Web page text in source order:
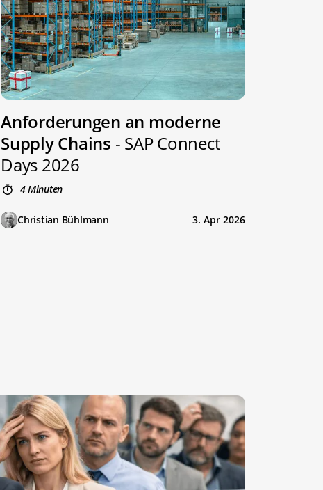
Anforderungen an moderne
Supply Chains - SAP Connect
Days 2026
4 Minuten
Christian Bühlmann 3. Apr 2026